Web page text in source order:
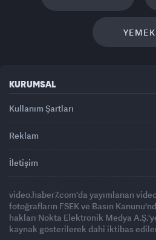
YEMEK
KURUMSAL
Kullanım Şartları
Reklam
İletişim
video.haber7.com'da yayımlanan
fotoğrafların FSEK ve Basın
hakları Nokta Elektronik Medya
kaynak gösterilerek dahi iktibas